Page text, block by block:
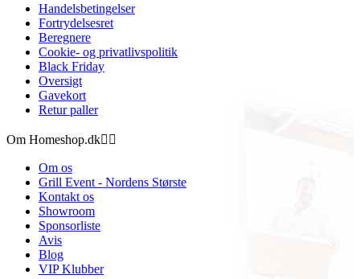
Handelsbetingelser
Fortrydelsesret
Beregnere
Cookie- og privatlivspolitik
Black Friday
Oversigt
Gavekort
Retur paller
Om Homeshop.dk 
Om os
Grill Event - Nordens Største
Kontakt os
Showroom
Sponsorliste
Avis
Blog
VIP Klubber